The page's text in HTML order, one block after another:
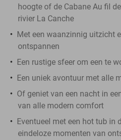
hoogte of de Cabane Au fil
rivier La Canche
Met een waanzinnig uitzicht
ontspannen
Een rustige sfeer om een te
Een uniek avontuur met alle
Of geniet van een nacht in
van alle modern comfort
Eventueel met een hot tub in
eindeloze momenten van